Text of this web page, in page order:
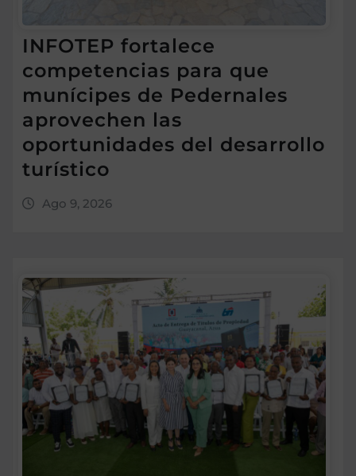
INFOTEP fortalece
competencias para que
munícipes de Pedernales
aprovechen las
oportunidades del desarrollo
turístico
Ago 9, 2026